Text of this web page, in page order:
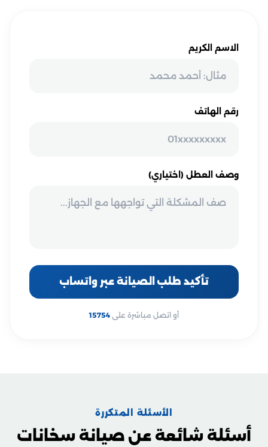
الاسم الكريم
رقم الهاتف
وصف العطل (اختياري)
تأكيد طلب الصيانة عبر واتساب
أو اتصل مباشرة على 15754
الأسئلة المتكررة
أسئلة شائعة عن صيانة سخانات